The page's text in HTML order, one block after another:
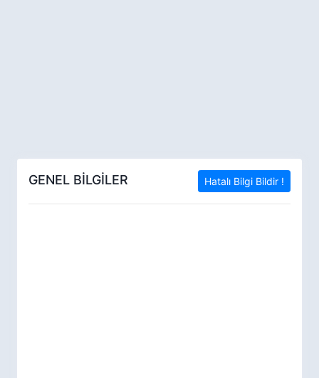
GENEL BİLGİLER Hatalı Bilgi Bildir !